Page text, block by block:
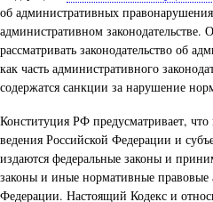
об административных
административном законодательстве.
рассматривать законодательство об
как часть административного
содержатся санкции за нарушение
Конституция РФ предусматривает,
ведения Российской Федерации и
издаются федеральные законы и
законы и иные нормативные правовые
Федерации. Настоящий Кодекс и